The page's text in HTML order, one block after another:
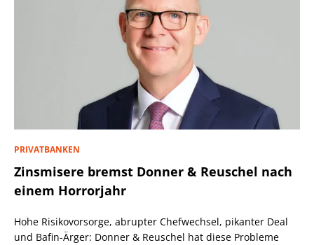
PRIVATBANKEN
Zinsmisere bremst Donner & Reuschel nach
einem Horrorjahr
Hohe Risikovorsorge, abrupter Chefwechsel, pikanter Deal
und Bafin-Ärger: Donner & Reuschel hat diese Probleme